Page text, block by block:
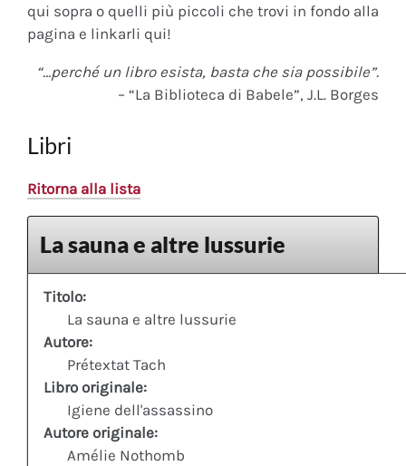
qui sopra o quelli più piccoli che trovi in fondo alla
pagina e linkarli qui!
“…perché un libro esista, basta che sia possibile”.
– “La Biblioteca di Babele”, J.L. Borges
Libri
Ritorna alla lista
La sauna e altre lussurie
Titolo:
La sauna e altre lussurie
Autore:
Prétextat Tach
Libro originale:
Igiene dell'assassino
Autore originale:
Amélie Nothomb